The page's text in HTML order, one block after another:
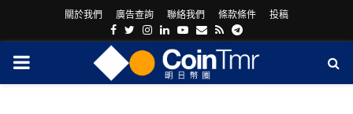
關於我們 廣告查詢 聯絡我們 條款條件 投稿
Facebook
Twitter
Instagram
LinkedinYoutube
Email
RssTelegram
PRIMARY